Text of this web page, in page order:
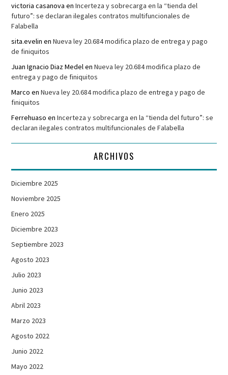
victoria casanova enIncerteza y sobrecarga en la “tienda del
futuro”: se declaran ilegales contratos multifuncionales de
Falabella
sita.evelin enNueva ley 20.684 modifica plazo de entrega y pago
de finiquitos
Juan Ignacio Diaz MedelenNueva ley 20.684 modifica plazo de
entrega y pago de finiquitos
Marco enNueva ley 20.684 modifica plazo de entrega y pago de
finiquitos
Ferrehuaso enIncerteza y sobrecarga en la “tienda del futuro”: se
declaran ilegales contratos multifuncionales de Falabella
ARCHIVOS
Diciembre 2025
Noviembre 2025
Enero 2025
Diciembre 2023
Septiembre 2023
Agosto 2023
Julio 2023
Junio 2023
Abril 2023
Marzo 2023
Agosto 2022
Junio 2022
Mayo 2022